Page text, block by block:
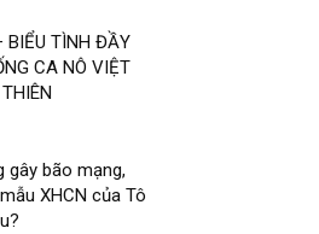
BIỂU TÌNH ĐẦY
CA NÔ VIỆT
gây bão mạng,
XHCN của Tô